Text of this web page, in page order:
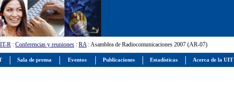
R : Conferencias y reuniones : RA: Asamblea de Radiocomunicaciones 2007 (AR-07)
Sala de prensa Eventos Publicaciones Estadísticas Acerca de la UIT